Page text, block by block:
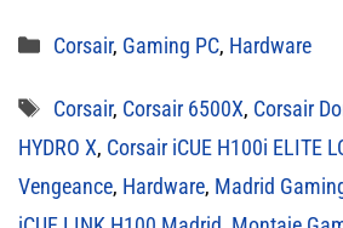
Categorías
Corsair, Gaming PC, Hardware
Etiquetas
Corsair, Corsair 6500X, Corsair
HYDRO X, Corsair iCUE H100i ELITE
Vengeance, Hardware, Madrid